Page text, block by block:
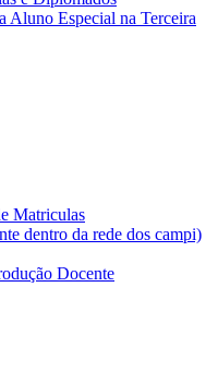
Aluno Especial na Terceira
Matriculas
dentro da rede dos campi)
Docente